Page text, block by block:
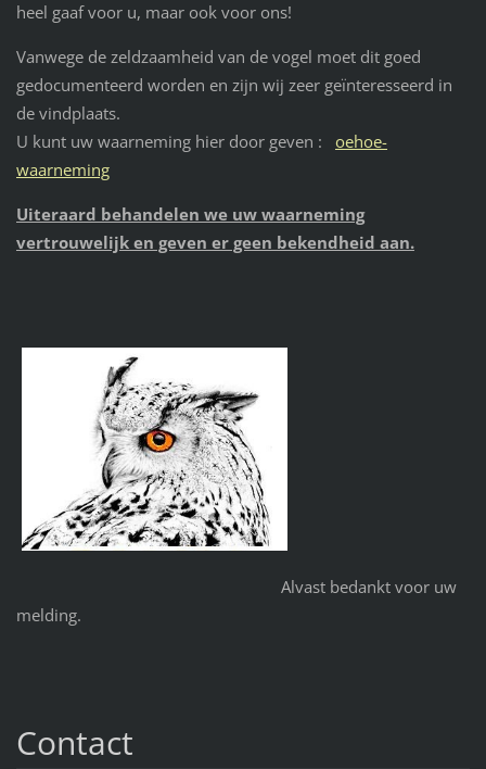
heel gaaf voor u, maar ook voor ons!
Vanwege de zeldzaamheid van de vogel moet dit goed
gedocumenteerd worden en zijn wij zeer geïnteresseerd in
de vindplaats.
U kunt uw waarneming hier door geven : oehoe-
waarneming
Uiteraard behandelen we uw waarneming
vertrouwelijk en geven er geen bekendheid aan.
Alvast bedankt voor uw
melding.
Contact